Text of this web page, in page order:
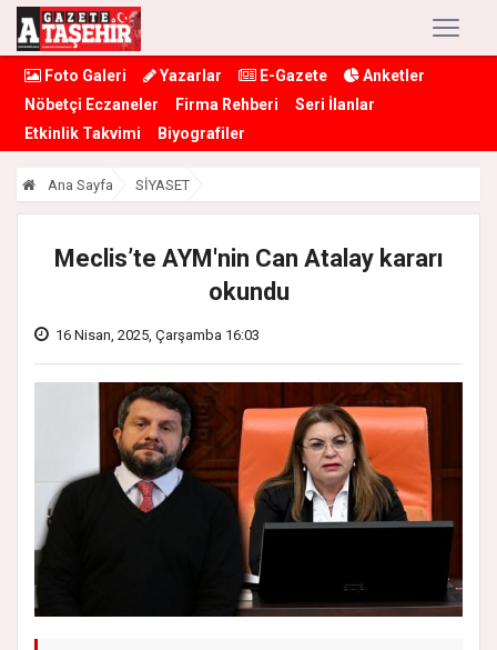
Foto Galeri Yazarlar E-Gazete
Anketler
Nöbetçi Eczaneler
Firma Rehberi
Seri İlanlar
Etkinlik Takvimi
Biyografiler
Ana Sayfa SİYASET
Meclis’te AYM'nin Can Atalay kararı
okundu
16 Nisan, 2025, Çarşamba 16:03